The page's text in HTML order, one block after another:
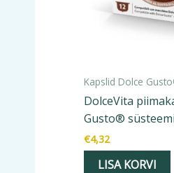
Kapslid Dolce
DolceVita
Gusto®
€4,32
LISA KORVI